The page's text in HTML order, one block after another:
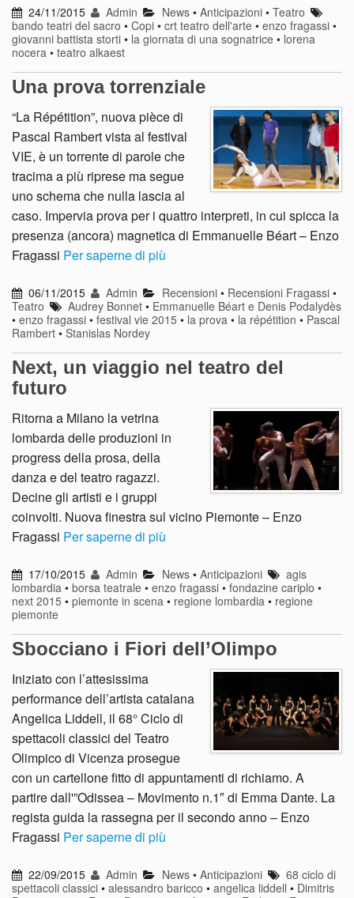
24/11/2015 Admin News• Anticipazioni• Teatro
bando teatri del sacro • Copi • crt teatro dell'arte • enzo fragassi •
giovanni battista storti • la giornata di una sognatrice • lorena
nocera • teatro alkaest
Una prova torrenziale
“La Répétition”, nuova pièce di
Pascal Rambert vista al festival
VIE, è un torrente di parole che
tracima a più riprese ma segue
uno schema che nulla lascia al
caso. Impervia prova per i quattro interpreti, in cui spicca la
presenza (ancora) magnetica di Emmanuelle Béart – Enzo
Fragassi Per saperne di più
06/11/2015 Admin Recensioni• Recensioni Fragassi•
Teatro
Audrey Bonnet • Emmanuelle Béart e Denis Podalydès
• enzo fragassi • festival vie 2015 • la prova • la répétition • Pascal
Rambert • Stanislas Nordey
Next, un viaggio nel teatro del
futuro
Ritorna a Milano la vetrina
lombarda delle produzioni in
progress della prosa, della
danza e del teatro ragazzi.
Decine gli artisti e i gruppi
coinvolti. Nuova finestra sul vicino Piemonte – Enzo
Fragassi Per saperne di più
17/10/2015 Admin News• Anticipazioni
agis
lombardia • borsa teatrale • enzo fragassi • fondazine cariplo •
next 2015 • piemonte in scena • regione lombardia • regione
piemonte
Sbocciano i Fiori dell’Olimpo
Iniziato con l’attesissima
performance dell’artista catalana
Angelica Liddell, il 68° Ciclo di
spettacoli classici del Teatro
Olimpico di Vicenza prosegue
con un cartellone fitto di appuntamenti di richiamo. A
partire dall'”Odissea – Movimento n.1″ di Emma Dante. La
regista guida la rassegna per il secondo anno – Enzo
Fragassi Per saperne di più
22/09/2015 Admin News• Anticipazioni
68 ciclo di
spettacoli classici • alessandro baricco • angelica liddell • Dimitris